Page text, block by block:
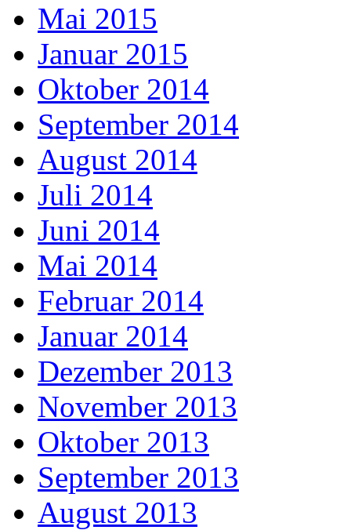
Mai 2015
Januar 2015
Oktober 2014
September 2014
August 2014
Juli 2014
Juni 2014
Mai 2014
Februar 2014
Januar 2014
Dezember 2013
November 2013
Oktober 2013
September 2013
August 2013